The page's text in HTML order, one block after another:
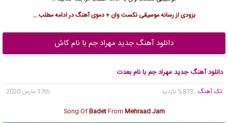
بزودی از رسانه موسیقی نکست وان + دموی آهنگ در ادامه مطلب …
دانلود آهنگ جدید مهراد جم با نام کاش
دانلود آهنگ جدید مهراد جم با نام بعدت
تک آهنگ , 5,873 بازدید
17th مارس 2020
Song OfBadetFrom Mehraad Jam